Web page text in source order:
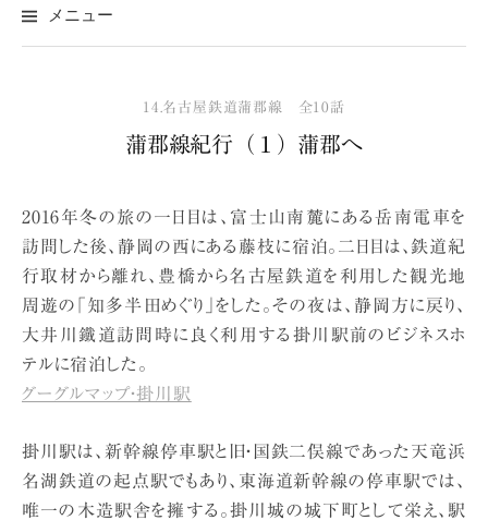
プ メニュー
14.名古屋鉄道蒲郡線 全10話
蒲郡線紀行（１）蒲郡へ
2016年冬の旅の一日目は、富士山南麓にある岳南電車を
訪問した後、静岡の西にある藤枝に宿泊。二日目は、鉄道紀
行取材から離れ、豊橋から名古屋鉄道を利用した観光地
周遊の「知多半田めぐり」をした。その夜は、静岡方に戻り、
大井川鐵道訪問時に良く利用する掛川駅前のビジネスホ
テルに宿泊した。
グーグルマップ・掛川駅
掛川駅は、新幹線停車駅と旧・国鉄二俣線であった天竜浜
名湖鉄道の起点駅でもあり、東海道新幹線の停車駅では、
唯一の木造駅舎を擁する。掛川城の城下町として栄え、駅